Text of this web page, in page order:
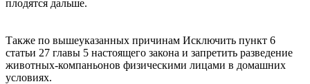
плодятся дальше.
Также по вышеуказанных причинам Исключить пункт 6
статьи 27 главы 5 настоящего закона и запретить разведение
животных-компаньонов физическими лицами в домашних
условиях.